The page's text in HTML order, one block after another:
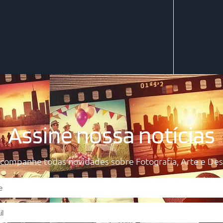
Assine nossa notícias
todas novidades sobre Fotografia, Arte e